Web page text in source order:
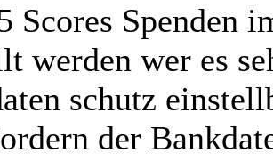
Scores Spenden
werden wer es
schutz
der